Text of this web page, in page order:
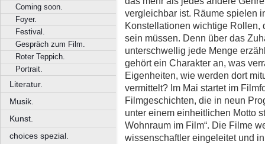
Coming soon.
Foyer.
Festival.
Gespräch zum Film.
Roter Teppich.
Portrait.
Literatur.
Musik.
Kunst.
choices spezial.
vergleichbar ist. Räume spielen
Konstellationen wichtige Rollen,
sein müssen. Denn über das
unterschwellig jede Menge
gehört ein Charakter an, was
Eigenheiten, wie werden dort
vermittelt? Im Mai startet im
Filmgeschichten, die in neun
unter einem einheitlichen Motto
Wohnraum im Film“. Die Filme
wissenschaftler eingeleitet und